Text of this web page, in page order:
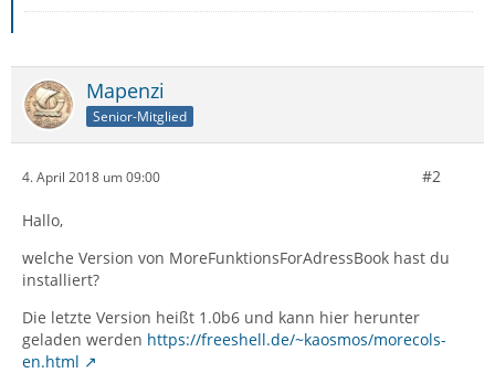
Mapenzi
Senior-Mitglied
4. April 2018 um 09:00 #2
Hallo,
welche Version von MoreFunktionsForAdressBook hast du
installiert?
Die letzte Version heißt 1.0b6 und kann hier herunter
geladen werden https://freeshell.de/~kaosmos/morecols-
en.html